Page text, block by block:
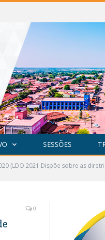
SESSÕES
(LDO 2021 Dispõe sobre as
0